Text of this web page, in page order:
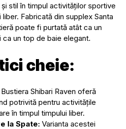
stil în timpul activităților sportive
Fabricată din supplex Santa
poate fi purtată atât ca un
un top de baie elegant.
cheie:
Bustiera Shibari Raven oferă
potrivită pentru activitățile
în timpul timpului liber.
la Spate: Varianta acestei